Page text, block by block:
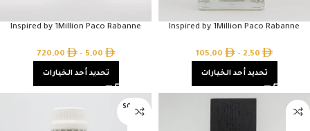
Inspired by 1Million Paco Rabanne
2,50
–
105,00
تحديد أحد الخيارات
Inspired by 1Million Paco Rabanne
5,00
–
720,00
تحديد أحد الخيارات
SOLD O
UT